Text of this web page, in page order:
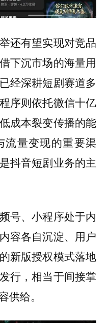
还有望实现对竞品
下沉市场的海量用
经深耕短剧赛道多
序则依托微信十亿
成本裂变传播的能
流量变现的重要渠
抖音短剧业务的主
号、小程序处于内
容各自沉淀、用户
新版授权模式落地
行，相当于间接掌
供给。